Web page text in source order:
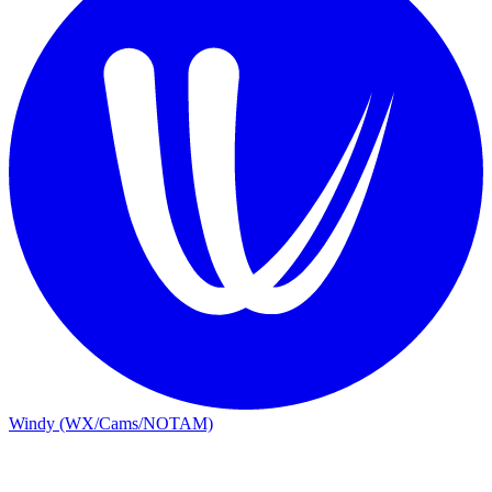
Windy (WX/Cams/NOTAM)